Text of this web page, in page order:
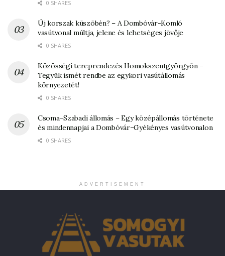
0 SHARES
Új korszak küszöbén? – A Dombóvár-Komló
vasútvonal múltja, jelene és lehetséges jövője
0 SHARES
Közösségi tereprendezés Homokszentgyörgyön –
Tegyük ismét rendbe az egykori vasútállomás
környezetét!
0 SHARES
Csoma–Szabadi állomás – Egy középállomás története
és mindennapjai a Dombóvár–Gyékényes vasútvonalon
0 SHARES
ADVERTISEMENT